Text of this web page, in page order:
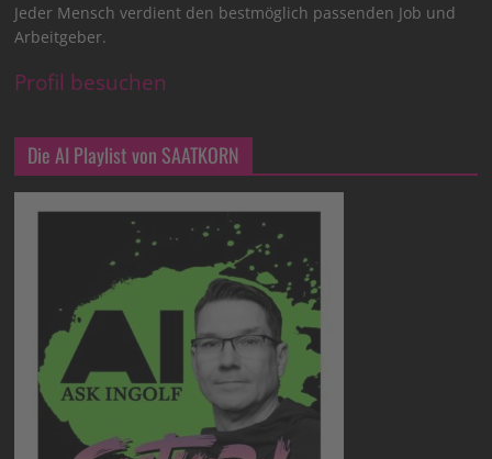
Jeder Mensch verdient den bestmöglich passenden Job und
Arbeitgeber.
Profil besuchen
Die AI Playlist von SAATKORN